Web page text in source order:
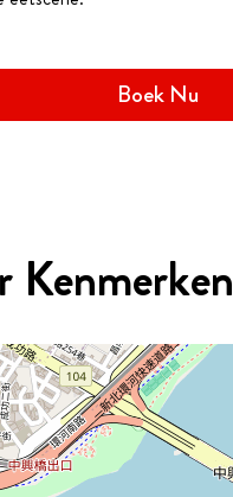
Boek Nu
Kenmerken